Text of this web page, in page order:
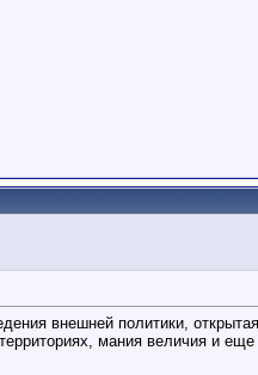
внешней политики,
мания величия и еще